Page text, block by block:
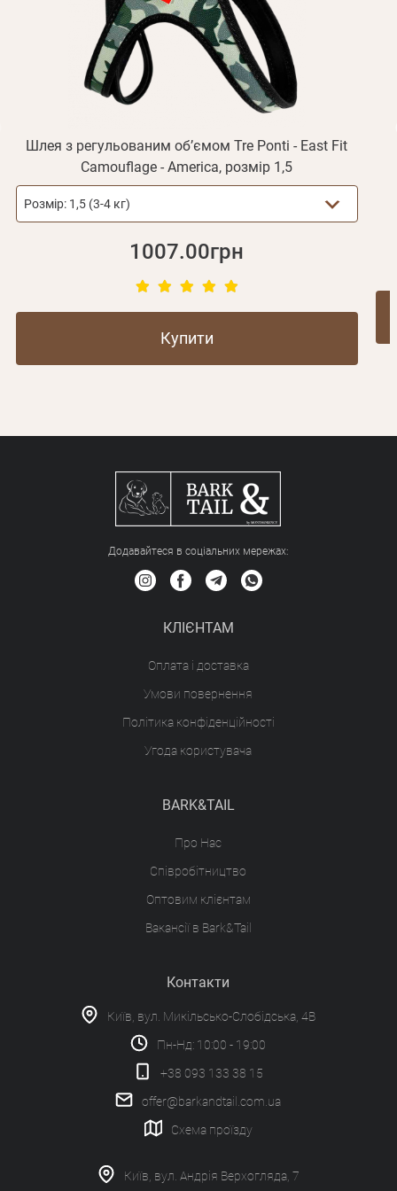
Шлея з регульованим об’ємом Tre Ponti - East Fit
Camouflage - America, розмір 1,5
Розмір: 1,5 (3-4 кг)
1007.00грн
Купити
Додавайтеся в соціальних мережах:
КЛІЄНТАМ
Оплата і доставка
Умови повернення
Політика конфіденційності
Угода користувача
BARK&TAIL
Про Нас
Співробітництво
Оптовим клієнтам
Вакансії в Bark&Tail
Контакти
Київ, вул. Микільсько-Слобідська, 4В
Пн-Нд: 10:00 - 19:00
+38 093 133 38 15
offer@barkandtail.com.ua
Схема проїзду
Київ, вул. Андрія Верхогляда, 7
Відправити
Реєстрація
або з допомогою
Зареєструватися
Згадали пароль?
Не прийшов лист?Повторити відправку